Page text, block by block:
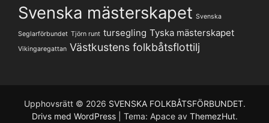
Svenska mästerskapet Svenska
Seglarförbundet Tjörn runt tursegling Tyska mästerskapet
Vikingaregattan Västkustens folkbåtsflottilj
Upphovsrätt © 2026 SVENSKA FOLKBÅTSFÖRBUNDET.
Drivs med WordPress
Tema: Apace av ThemezHut.